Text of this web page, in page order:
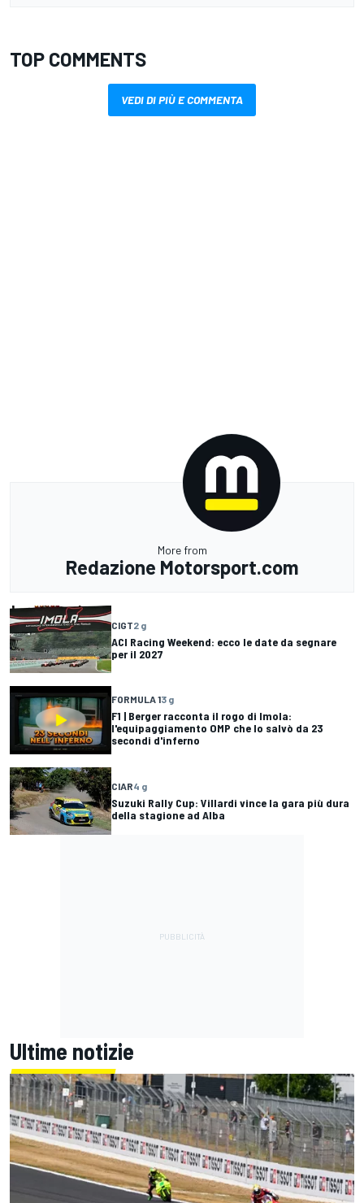
TOP COMMENTS
VEDI DI PIÙ E COMMENTA
More from
Redazione Motorsport.com
CIGT2 g
ACI Racing Weekend: ecco le date da segnare
per il 2027
FORMULA 13 g
F1 | Berger racconta il rogo di Imola:
l'equipaggiamento OMP che lo salvò da 23
secondi d'inferno
CIAR4 g
Suzuki Rally Cup: Villardi vince la gara più dura
della stagione ad Alba
Ultime notizie